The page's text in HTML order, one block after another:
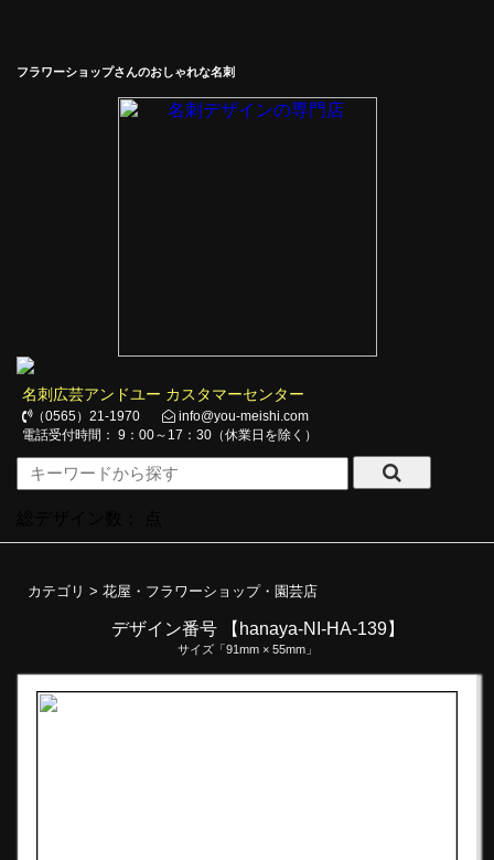
フラワーショップさんのおしゃれな名刺
名刺広芸アンドユー カスタマーセンター
（0565）21-1970
info@you-meishi.com
電話受付時間： 9：00～17：30（休業日を除く）
カテゴリ > 花屋・フラワーショップ・園芸店
デザイン番号 【hanaya-NI-HA-139】
サイズ「91mm × 55mm」